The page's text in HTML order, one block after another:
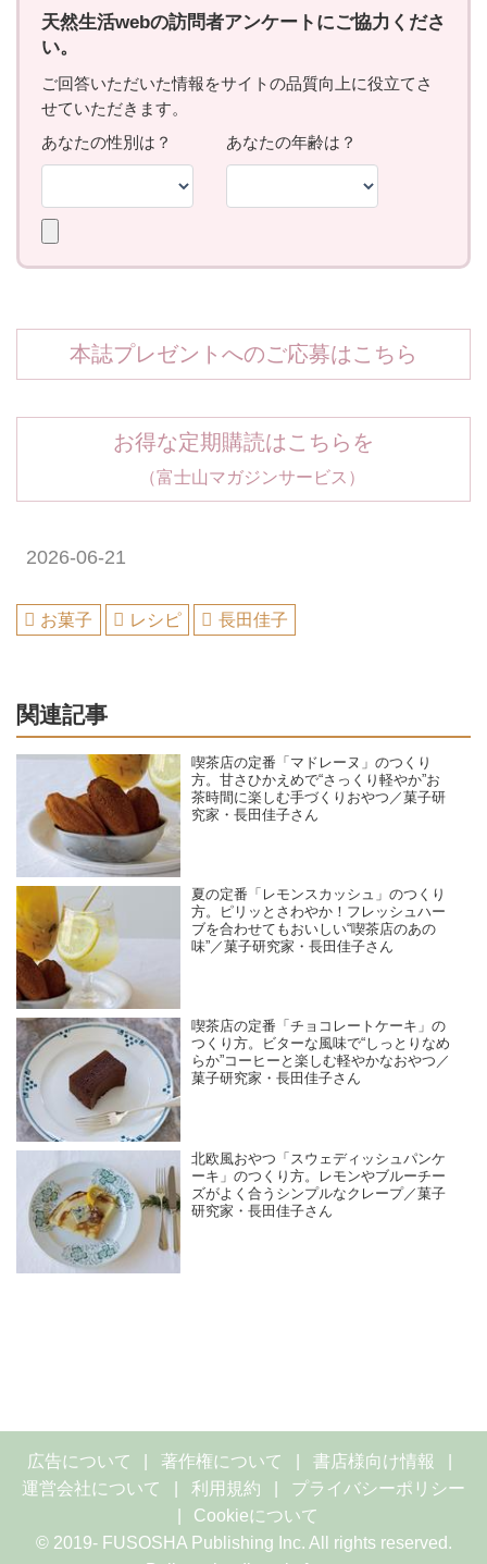
本誌プレゼントへのご応募はこちら
お得な定期購読はこちらを
（富士山マガジンサービス）
2026-06-21
お菓子 レシピ 長田佳子
関連記事
喫茶店の定番「マドレーヌ」のつくり
方。甘さひかえめで“さっくり軽やか”お
茶時間に楽しむ手づくりおやつ／菓子研
究家・長田佳子さん
夏の定番「レモンスカッシュ」のつくり
方。ピリッとさわやか！フレッシュハー
ブを合わせてもおいしい“喫茶店のあの
味”／菓子研究家・長田佳子さん
喫茶店の定番「チョコレートケーキ」の
つくり方。ビターな風味で“しっとりなめ
らか”コーヒーと楽しむ軽やかなおやつ／
菓子研究家・長田佳子さん
北欧風おやつ「スウェディッシュパンケ
ーキ」のつくり方。レモンやブルーチー
ズがよく合うシンプルなクレープ／菓子
研究家・長田佳子さん
広告について 著作権について
書店様向け情報
運営会社について
利用規約
プライバシーポリシー
Cookieについて
© 2019- FUSOSHA Publishing Inc. All rights reserved.